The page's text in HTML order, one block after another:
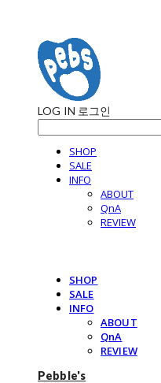
LOG IN 로그인
SHOP
SALE
INFO
ABOUT
QnA
REVIEW
SHOP
SALE
INFO
ABOUT
QnA
REVIEW
Pebble's